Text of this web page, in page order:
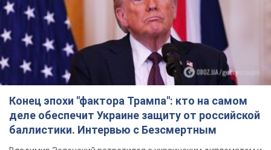
Конец эпохи "фактора Трампа": кто на самом
деле обеспечит Украине защиту от российской
баллистики. Интервью с Безсмертным